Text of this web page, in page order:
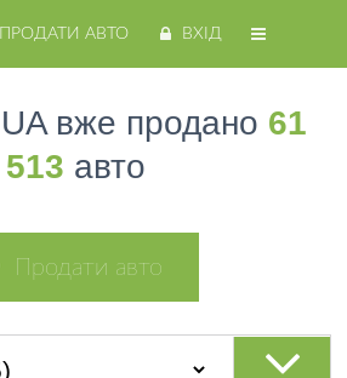
ПРОДАТИ АВТО ВХІД
вже продано 61
513 авто
Продати авто